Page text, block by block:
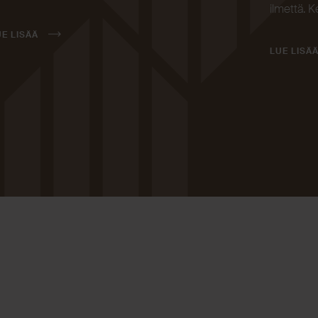
LISÄÄ
ilmettä.
LUE